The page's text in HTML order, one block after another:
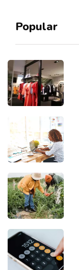
Popular